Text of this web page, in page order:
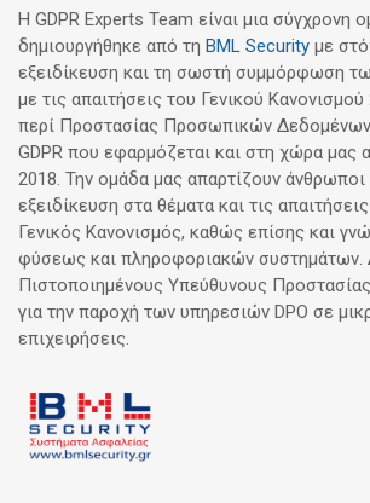
Η GDPR Experts Team είναι μια σύγχρονη
δημιουργήθηκε από τη BML Security με
εξειδίκευση και τη σωστή συμμόρφωση
με τις απαιτήσεις του Γενικού
περί Προστασίας Προσωπικών
GDPR που εφαρμόζεται και στη χώρα μας
2018. Την ομάδα μας απαρτίζουν
εξειδίκευση στα θέματα και τις
Γενικός Κανονισμός, καθώς επίσης και
φύσεως και πληροφοριακών συστημάτων.
Πιστοποιημένους Υπεύθυνους
για την παροχή των υπηρεσιών DPO σε
επιχειρήσεις.